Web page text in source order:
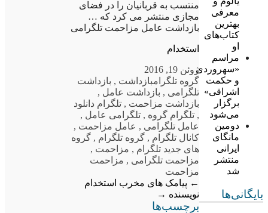
معرفی
بهترین
کتاب‌های
او
مراسم
«سهروردی
و حکمت
اشراقی»
برگزار
می‌شود
دومین
مانگای
ایرانی
منتشر
شد
بایگانی‌ها
منتسب به قربانیان را در فضای
مجازی منتشر می کرد که …
بازداشت عامل مزاحمت تلگرامی
استخدام
ژوئن 19, 2016
گروه تلگرامبازداشت , بازداشت
تلگرامی , بازداشت عامل ,
بازداشت مزاحمت , تلگرام دانلود
, تلگرام گروه , تلگرامی عامل ,
عامل تلگرامی , عامل مزاحمت ,
کانال تلگرام , گروه تلگرام , گروه
های جدید تلگرام , مزاحمت ,
مزاحمت تلگرامی , مزاحمت
مزاحمت
← پیامک های مخرب استخدام
نویسنده →
برچسب‌ها